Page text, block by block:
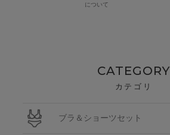
について
CATEGORY
カテゴリ
ブラ＆ショーツセット